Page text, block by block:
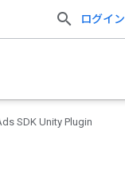
ログイン
SDK Unity Plugin